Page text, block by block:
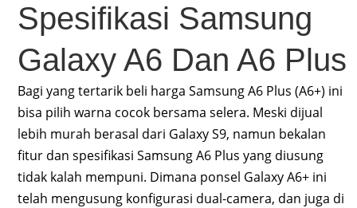
Spesifikasi Samsung
Galaxy A6 Dan A6 Plus
Bagi yang tertarik beli harga Samsung A6 Plus (A6+) ini
bisa pilih warna cocok bersama selera. Meski dijual
lebih murah berasal dari Galaxy S9, namun bekalan
fitur dan spesifikasi Samsung A6 Plus yang diusung
tidak kalah mempuni. Dimana ponsel Galaxy A6+ ini
telah mengusung konfigurasi dual-camera, dan juga di